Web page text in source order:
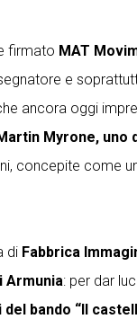
firmato MAT
e
ancora oggi
Myrone, uno
concepite come
di Fabbrica
Armunia: per dar
bando “Il